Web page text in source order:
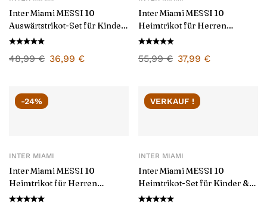
Inter Miami MESSI 10
Auswärtstrikot-Set für Kinder
2026/27
48,99€ 36,99 €
Inter Miami MESSI 10
Heimtrikot für Herren
2024/25
55,99€ 37,99 €
-24%
INTER MIAMI
Inter Miami MESSI 10
Heimtrikot für Herren
2025/26
VERKAUF !
INTER MIAMI
Inter Miami MESSI 10
Heimtrikot-Set für Kinder &
Herren 2025/26